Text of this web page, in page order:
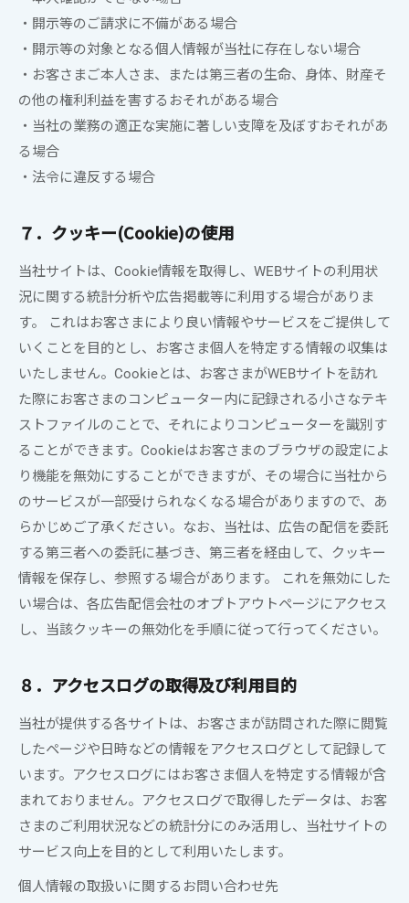
・開示等のご請求に不備がある場合
・開示等の対象となる個人情報が当社に存在しない場合
・お客さまご本人さま、または第三者の生命、身体、財産そ
の他の権利利益を害するおそれがある場合
・当社の業務の適正な実施に著しい支障を及ぼすおそれがあ
る場合
・法令に違反する場合
７．クッキー(Cookie)の使用
当社サイトは、Cookie情報を取得し、WEBサイトの利用状
況に関する統計分析や広告掲載等に利用する場合がありま
す。 これはお客さまにより良い情報やサービスをご提供して
いくことを目的とし、お客さま個人を特定する情報の収集は
いたしません。Cookieとは、お客さまがWEBサイトを訪れ
た際にお客さまのコンピューター内に記録される小さなテキ
ストファイルのことで、それによりコンピューターを識別す
ることができます。Cookieはお客さまのブラウザの設定によ
り機能を無効にすることができますが、その場合に当社から
のサービスが一部受けられなくなる場合がありますので、あ
らかじめご了承ください。なお、当社は、広告の配信を委託
する第三者への委託に基づき、第三者を経由して、クッキー
情報を保存し、参照する場合があります。 これを無効にした
い場合は、各広告配信会社のオプトアウトページにアクセス
し、当該クッキーの無効化を手順に従って行ってください。
８．アクセスログの取得及び利用目的
当社が提供する各サイトは、お客さまが訪問された際に閲覧
したページや日時などの情報をアクセスログとして記録して
います。アクセスログにはお客さま個人を特定する情報が含
まれておりません。アクセスログで取得したデータは、お客
さまのご利用状況などの統計分にのみ活用し、当社サイトの
サービス向上を目的として利用いたします。
個人情報の取扱いに関するお問い合わせ先